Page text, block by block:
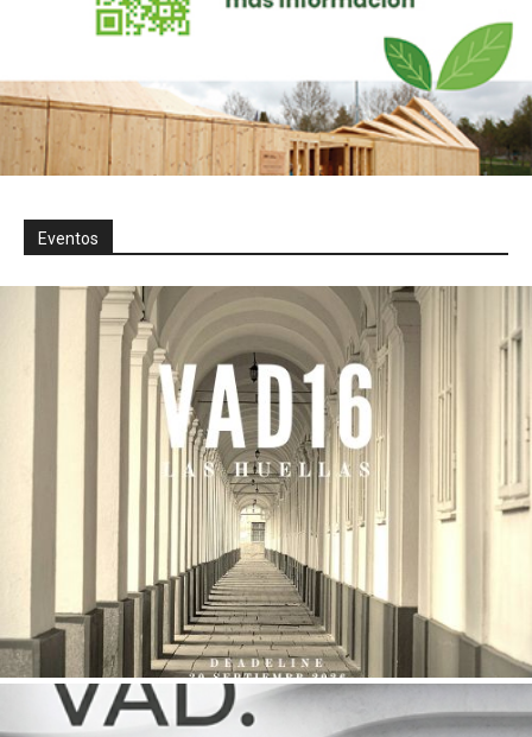
Eventos